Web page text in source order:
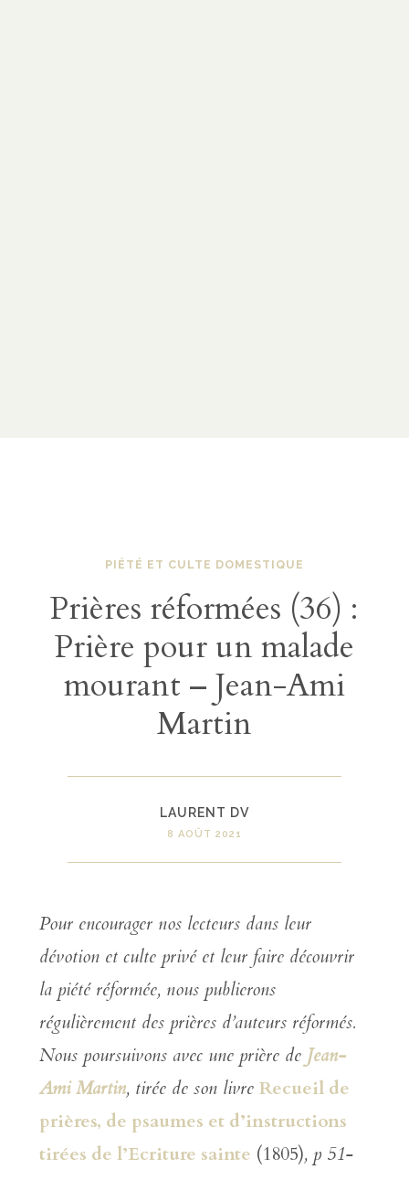
PIÉTÉ ET CULTE DOMESTIQUE
Prières réformées (36) :
Prière pour un malade
mourant – Jean-Ami
Martin
LAURENT DV
8 AOÛT 2021
Pour encourager nos lecteurs dans leur
dévotion et culte privé et leur faire découvrir
la piété réformée, nous publierons
régulièrement des prières d’auteurs réformés.
Nous poursuivons avec une prière de Jean-
Ami Martin, tirée de son livre Recueil de
prières, de psaumes et d’instructions
tirées de l’Ecriture sainte (1805), p 51-